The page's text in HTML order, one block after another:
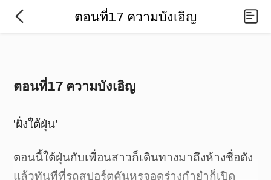
ตอนที่17 ความบังเอิญ
ตอนที่17 ความบังเอิญ
'ฝั่งใต้ฝุ่น'
ตอนนี้ใต้ฝุ่นกับเพื่อนสาวก็เดินทางมาถึงห้างชื่อดัง
แล้วทันทีที่รถสปอร์ตคันหรูจอดร่างกำยำก็เปิด